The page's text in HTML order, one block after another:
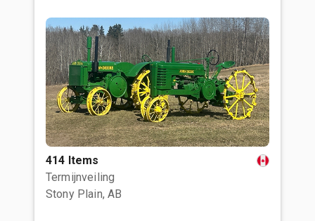
414 Items
Termijnveiling
Stony Plain, AB